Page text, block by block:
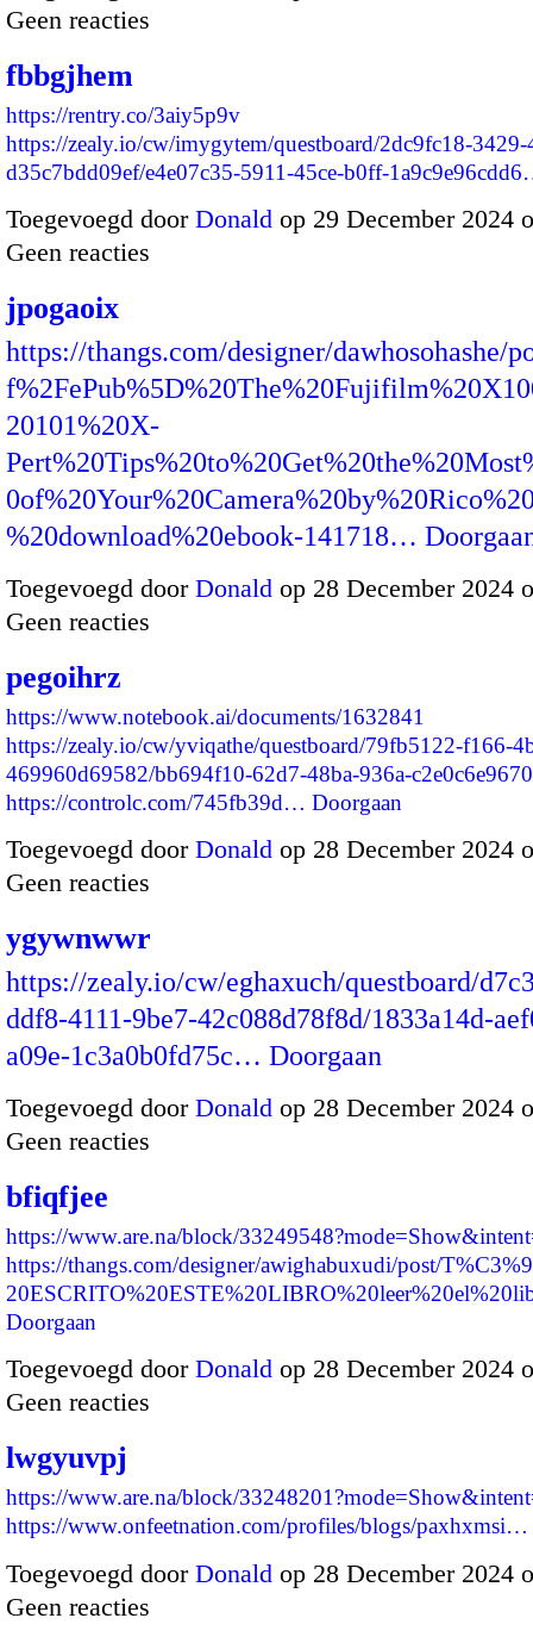
Geen reacties
fbbgjhem
https://rentry.co/3aiy5p9v
https://zealy.io/cw/imygytem/questboard/2dc9fc18-
d35c7bdd09ef/e4e07c35-5911-45ce-b0ff-
Toegevoegd door Donald op 29 December 2024
Geen reacties
jpogaoix
https://thangs.com/designer/dawhosohashe/
20101%20X-
%20download%20ebook-141718…
Toegevoegd door Donald op 28 December 2024
Geen reacties
pegoihrz
https://www.notebook.ai/documents/1632841
https://zealy.io/cw/yviqathe/questboard/79fb5122-f166-
469960d69582/bb694f10-62d7-48ba-936a-
https://controlc.com/745fb39d… Doorgaan
Toegevoegd door Donald op 28 December 2024
Geen reacties
ygywnwwr
https://zealy.io/cw/eghaxuch/questboard/
ddf8-4111-9be7-42c088d78f8d/1833a14d-
a09e-1c3a0b0fd75c… Doorgaan
Toegevoegd door Donald op 28 December 2024
Geen reacties
bfiqfjee
https://www.are.na/block/
https://thangs.com/designer/awighabuxudi/post/
Doorgaan
Toegevoegd door Donald op 28 December 2024
Geen reacties
lwgyuvpj
https://www.are.na/block/
https://www.onfeetnation.com/profiles/blogs/paxhxmsi…
Toegevoegd door Donald op 28 December 2024
Geen reacties